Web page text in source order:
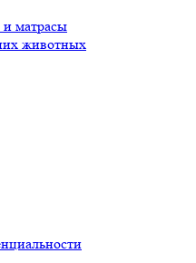
матрасы
животных